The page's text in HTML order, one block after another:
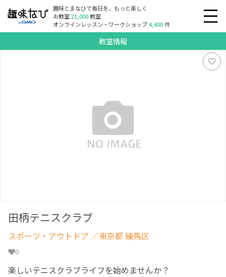
趣味とまなびで毎日を、もっと楽しく
お教室21,000教室
オンラインレッスン・ワークショップ4,400件
教室情報
田柄テニスクラブ
スポーツ・アウトドア ／東京都 練馬区
0
楽しいテニスクラブライフを始めませんか？